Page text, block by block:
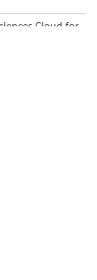
Cloud for
有「系統管理
存取應用程式,例